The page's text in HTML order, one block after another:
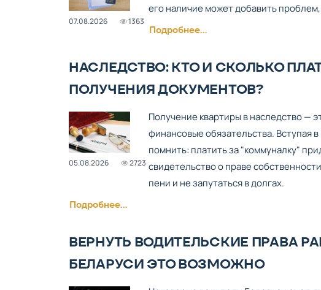
07.08.2026 1363
его наличие может добавить
Подробнее...
НАСЛЕДСТВО: КТО И СКОЛЬКО
ПОЛУЧЕНИЯ ДОКУМЕНТОВ?
05.08.2026 2723
Получение квартиры в наследство —
финансовые обязательства. Вступая
помнить: платить за "коммуналку"
свидетельство о праве
пени и не запутаться в долгах.
Подробнее...
ВЕРНУТЬ ВОДИТЕЛЬСКИЕ ПРАВА
БЕЛАРУСИ ЭТО ВОЗМОЖНО